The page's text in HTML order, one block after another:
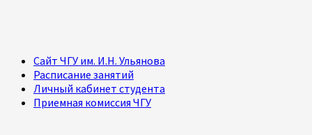
Сайт ЧГУ им. И.Н. Ульянова
Расписание занятий
Личный кабинет студента
Приемная комиссия ЧГУ